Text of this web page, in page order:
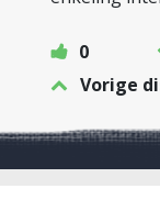
0
Vorige